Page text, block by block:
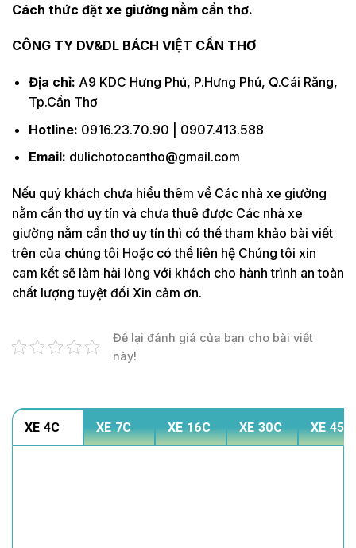
Cách thức đặt xe giường nằm cần thơ.
CÔNG TY DV&DL BÁCH VIỆT CẦN THƠ
Địa chỉ: A9 KDC Hưng Phú, P.Hưng Phú, Q.Cái Răng,
Tp.Cần Thơ
Hotline: 0916.23.70.90 | 0907.413.588
Email: dulichotocantho@gmail.com
Nếu quý khách chưa hiểu thêm về Các nhà xe giường
nằm cần thơ uy tín và chưa thuê được Các nhà xe
giường nằm cần thơ uy tín thì có thể tham khảo bài viết
trên của chúng tôi Hoặc có thể liên hệ Chúng tôi xin
cam kết sẽ làm hài lòng với khách cho hành trình an toàn
chất lượng tuyệt đối Xin cảm ơn.
Để lại đánh giá của bạn cho bài viết
này!
XE 4C XE 7C XE 16C XE 30C XE 45C